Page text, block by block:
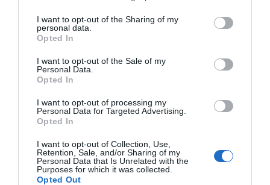
I want to opt-out of the Sharing of my
personal data.
Opted In
I want to opt-out of the Sale of my
Personal Data.
Opted In
I want to opt-out of processing my
Personal Data for Targeted Advertising.
Opted In
I want to opt-out of Collection, Use,
Retention, Sale, and/or Sharing of my
Personal Data that Is Unrelated with the
Purposes for which it was collected.
Opted Out